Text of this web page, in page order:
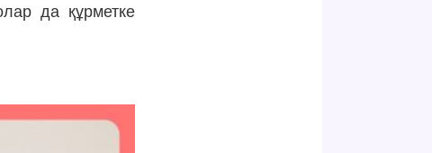
да құрметке